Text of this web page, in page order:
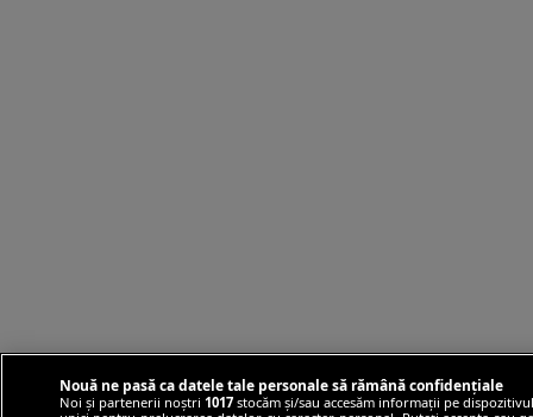
Nouă ne pasă ca datele tale personale să rămână confidențiale
Noi și partenerii noștri 1017stocăm și/sau accesăm informații pe